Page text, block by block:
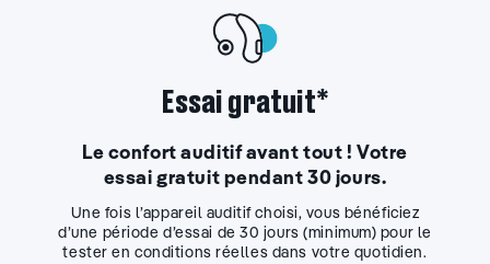
Essai gratuit*
Le confort auditif avant tout ! Votre
essai gratuit pendant 30 jours.
Une fois l’appareil auditif choisi, vous bénéficiez
d’une période d’essai de 30 jours (minimum) pour le
tester en conditions réelles dans votre quotidien.